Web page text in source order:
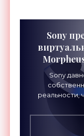
Sony
Sony
реальности,
другим
ходили